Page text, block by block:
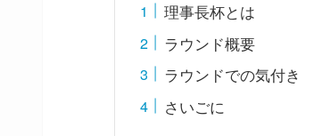
理事長杯とは
ラウンド概要
ラウンドでの気付き
さいごに